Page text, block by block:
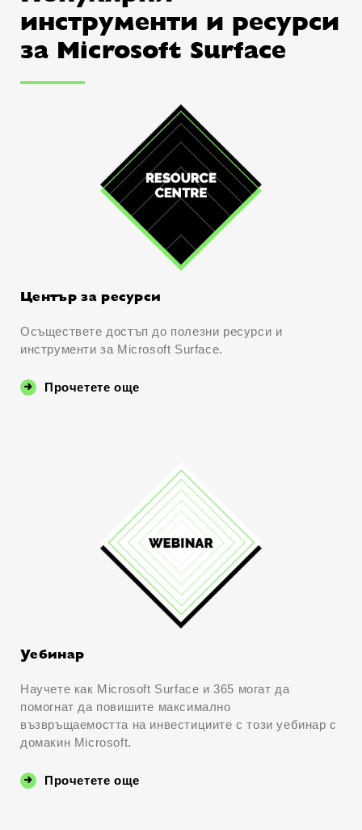
инструменти и ресурси
за Microsoft Surface
Център за ресурси
Осъществете достъп до полезни ресурси и
инструменти за Microsoft Surface.
Прочетете още
Уебинар
Научете как Microsoft Surface и 365 могат да
помогнат да повишите максимално
възвръщаемостта на инвестициите с този уебинар с
домакин Microsoft.
Прочетете още